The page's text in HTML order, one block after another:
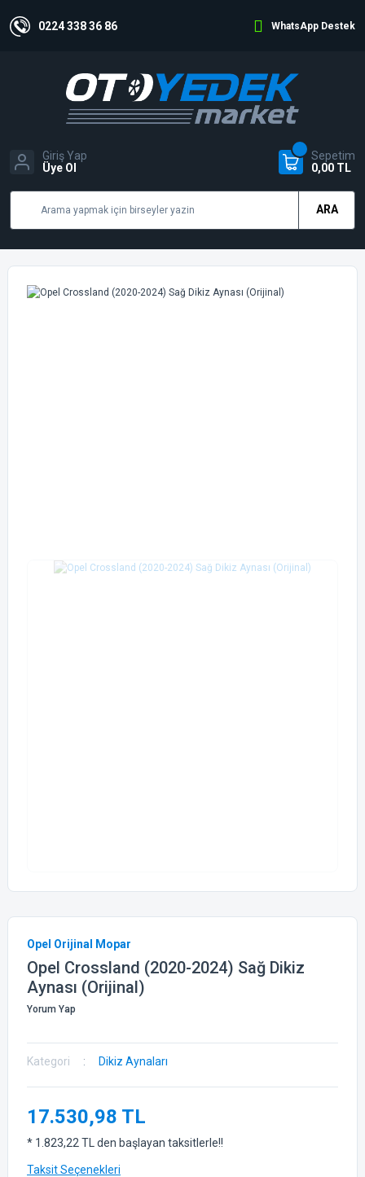
0224 338 36 86 WhatsApp Destek
ARA
Giriş Yap
Üye Ol
Sepetim
0,00 TL
Opel Orijinal Mopar
Opel Crossland (2020-2024) Sağ Dikiz
Aynası (Orijinal)
Yorum Yap
Kategori Dikiz Aynaları
17.530,98 TL
* 1.823,22 TL den başlayan taksitlerle!!
Taksit Seçenekleri